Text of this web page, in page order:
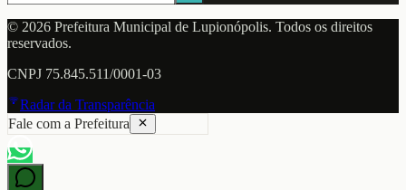
© 2026 Prefeitura Municipal de Lupionópolis. Todos os direitos
reservados.
CNPJ 75.845.511/0001-03
Radar da Transparência
Fale com a Prefeitura